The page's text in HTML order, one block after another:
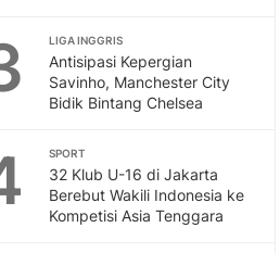
LIGA INGGRIS
Antisipasi Kepergian
Savinho, Manchester City
Bidik Bintang Chelsea
SPORT
32 Klub U-16 di Jakarta
Berebut Wakili Indonesia ke
Kompetisi Asia Tenggara